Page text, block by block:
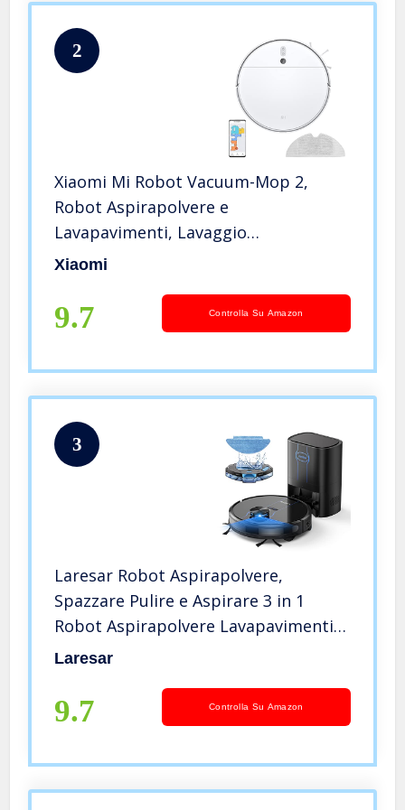
2
Xiaomi Mi Robot Vacuum-Mop 2,
Robot Aspirapolvere e
Lavapavimenti, Lavaggio
Pressurizzato, Motore NIDEC,
Batteria da 3200mAh, Controllo
tramite App, Versione Italiana
Xiaomi
9.7 Controlla Su Amazon
3
Laresar Robot Aspirapolvere,
Spazzare Pulire e Aspirare 3 in 1
Robot Aspirapolvere Lavapavimenti
con Stazione di Svuotamento
per Peli di Animali Moquette e
Pavimento
Laresar
9.7 Controlla Su Amazon